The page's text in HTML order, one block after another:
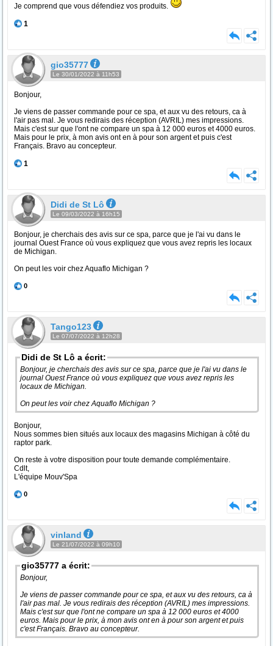
Je comprend que vous défendiez vos produits.
1
gio35777
Le 30/01/2022 à 11h53
Bonjour,
Je viens de passer commande pour ce spa, et aux vu des retours, ca à
l'air pas mal. Je vous redirais des réception (AVRIL) mes impressions.
Mais c'est sur que l'ont ne compare un spa à 12 000 euros et 4000 euros.
Mais pour le prix, à mon avis ont en à pour son argent et puis c'est
Français. Bravo au concepteur.
1
Didi de St Lô
Le 09/03/2022 à 16h15
Bonjour, je cherchais des avis sur ce spa, parce que je l'ai vu dans le
journal Ouest France où vous expliquez que vous avez repris les locaux
de Michigan.
On peut les voir chez Aquaflo Michigan ?
0
Tango123
Le 07/07/2022 à 12h28
Didi de St Lô a écrit:
Bonjour, je cherchais des avis sur ce spa, parce que je l'ai vu dans le
journal Ouest France où vous expliquez que vous avez repris les
locaux de Michigan.
On peut les voir chez Aquaflo Michigan ?
Bonjour,
Nous sommes bien situés aux locaux des magasins Michigan à côté du
raptor park.
On reste à votre disposition pour toute demande complémentaire.
Cdlt,
L'équipe Mouv'Spa
0
vinland
Le 21/07/2022 à 09h10
gio35777 a écrit:
Bonjour,
Je viens de passer commande pour ce spa, et aux vu des retours, ca à
l'air pas mal. Je vous redirais des réception (AVRIL) mes impressions.
Mais c'est sur que l'ont ne compare un spa à 12 000 euros et 4000
euros. Mais pour le prix, à mon avis ont en à pour son argent et puis
c'est Français. Bravo au concepteur.